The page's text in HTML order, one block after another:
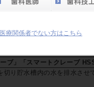
医療関係者でない方はこちら
に装着して保管してくださ
クは水洗後本体に装着して
ブ」「スマートクレーブ HSS
り貯水槽内の水を排水させ